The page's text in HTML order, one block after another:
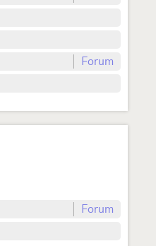
Forum
Forum